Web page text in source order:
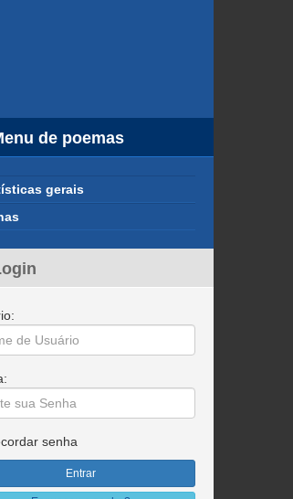
de poemas
gerais
senha